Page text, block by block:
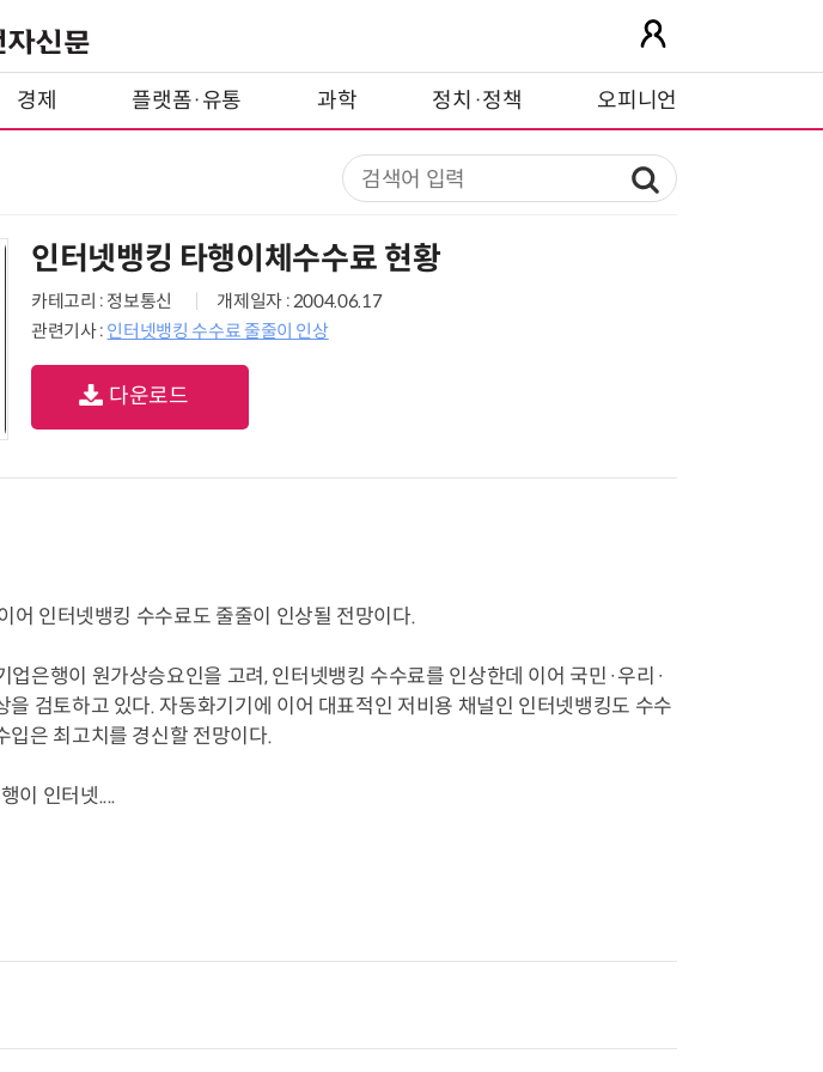
경제 플랫폼·유통 과학 정치·정책 오피니언
인터넷뱅킹 타행이체수수료 현황
카테고리 : 정보통신
개제일자 : 2004.06.17
관련기사 : 인터넷뱅킹 수수료 줄줄이 인상
다운로드
인터넷뱅킹 수수료도 줄줄이 인상될 전망이다.
은행이 원가상승요인을 고려, 인터넷뱅킹 수수료를 인상한데 이어 국민·우리·
검토하고 있다. 자동화기기에 이어 대표적인 저비용 채널인 인터넷뱅킹도 수수
입은 최고치를 경신할 전망이다.
이 인터넷....